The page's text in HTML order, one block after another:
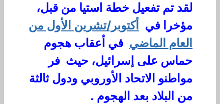
لقد تم تفعيل خطة استيا من قبل،
مؤخرا في
أكتوبر/تشرين الأول من
العام الماضي في أعقاب هجوم
حماس على إسرائيل، حيث فر
مواطنو الاتحاد الأوروبي ودول ثالثة
من البلاد بعد الهجوم .